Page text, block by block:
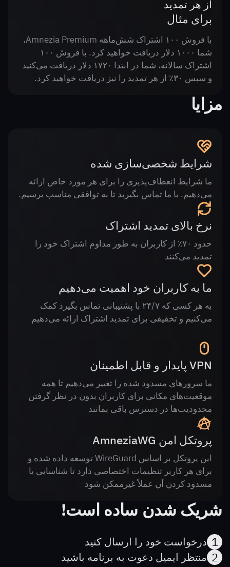
از هر تمدید
برای مثال
با فروش ۱۰۰ اشتراک شش‌ماهه Amnezia Premium،
شما ۱۰۰۰ دلار دریافت خواهید کرد. با فروش ۱۰۰
اشتراک سالانه، شما در ابتدا ۱۷۲۰ دلار دریافت می‌کنید
و سپس ۳۰٪ از هر تمدید را نیز دریافت خواهید کرد.
مزایا
شرایط شخصی‌سازی شده
ما شرایط انعطاف‌پذیری را برای هر مورد خاص ارائه
می‌دهیم. با ما تماس بگیرید تا به توافقی مناسب برسیم.
نرخ بالای تمدید اشتراک
حدود ۷۰٪ از کاربران به طور مداوم اشتراک خود را
تمدید می‌کنند
ما به کاربران خود اهمیت می‌دهیم
به هر کسی که ۲۴/۷ با پشتیبانی تماس بگیرد کمک
می‌کنیم و تخفیفی برای تمدید اشتراک ارائه می‌دهیم
VPN پایدار و قابل اطمینان
ما سرورهای مسدود شده را تغییر می‌دهیم تا همه
موقعیت‌های مکانی برای کاربران بدون در نظر گرفتن
محدودیت‌ها در دسترس باقی بمانند
پروتکل امن AmneziaWG
این پروتکل بر اساس WireGuard توسعه داده شده و
برای هر کاربر تنظیمات اختصاصی دارد تا شناسایی یا
مسدود کردن آن عملاً غیرممکن شود
شریک شدن ساده است!
1 درخواست خود را ارسال کنید
2 منتظر ایمیل دعوت به برنامه باشید